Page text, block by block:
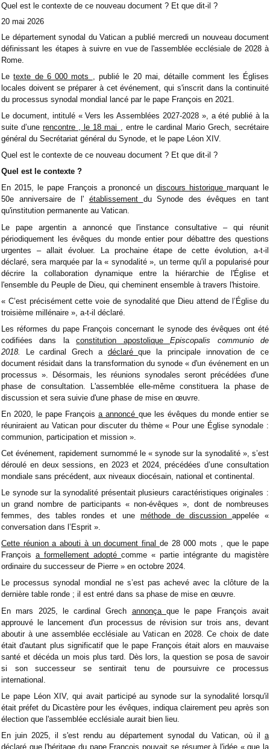
Quel est le contexte de ce nouveau document ? Et que dit-il ?
20 mai 2026
Le département synodal du Vatican a publié mercredi un nouveau document
définissant les étapes à suivre en vue de l'assemblée ecclésiale de 2028 à
Rome.
Letexte de 6 000 mots
, publié le 20 mai, détaille comment les Églises
locales doivent se préparer à cet événement, qui s'inscrit dans la continuité
du processus synodal mondial lancé par le pape François en 2021.
Le document, intitulé « Vers les Assemblées 2027-2028 », a été publié à la
suite d’unerencontre , le 18 mai , entre le cardinal Mario Grech, secrétaire
général du Secrétariat général du Synode, et le pape Léon XIV.
Quel est le contexte de ce nouveau document ? Et que dit-il ?
Quel est le contexte ?
En 2015, le pape François a prononcé undiscours historiquemarquant le
50e anniversaire de l' établissement du Synode des évêques en tant
qu'institution permanente au Vatican.
Le pape argentin a annoncé que l'instance consultative – qui réunit
périodiquement les évêques du monde entier pour débattre des questions
urgentes – allait évoluer. La prochaine étape de cette évolution, a-t-il
déclaré, sera marquée par la « synodalité », un terme qu'il a popularisé pour
décrire la collaboration dynamique entre la hiérarchie de l'Église et
l'ensemble du Peuple de Dieu, qui cheminent ensemble à travers l'histoire.
« C’est précisément cette voie de synodalité que Dieu attend de l’Église du
troisième millénaire », a-t-il déclaré.
Les réformes du pape François concernant le synode des évêques ont été
codifiées dans laconstitution apostoliqueEpiscopalis communio de
2018.
Le cardinal Grech a déclaréque la principale innovation de ce
document résidait dans la transformation du synode « d'un événement en un
processus ». Désormais, les réunions synodales seront précédées d'une
phase de consultation. L'assemblée elle-même constituera la phase de
discussion et sera suivie d'une phase de mise en œuvre.
En 2020, le pape Françoisa annoncé que les évêques du monde entier se
réuniraient au Vatican pour discuter du thème « Pour une Église synodale :
communion, participation et mission ».
Cet événement, rapidement surnommé le « synode sur la synodalité », s’est
déroulé en deux sessions, en 2023 et 2024, précédées d’une consultation
mondiale sans précédent, aux niveaux diocésain, national et continental.
Le synode sur la synodalité présentait plusieurs caractéristiques originales :
un grand nombre de participants « non-évêques », dont de nombreuses
femmes, des tables rondes et une méthode de discussionappelée «
conversation dans l’Esprit ».
Cette réunion a abouti à un document final de 28 000 mots , que le pape
François a formellement adopté comme « partie intégrante du magistère
ordinaire du successeur de Pierre » en octobre 2024.
Le processus synodal mondial ne s’est pas achevé avec la clôture de la
dernière table ronde ; il est entré dans sa phase de mise en œuvre.
En mars 2025, le cardinal Grech annonça que le pape François avait
approuvé le lancement d'un processus de révision sur trois ans, devant
aboutir à une assemblée ecclésiale au Vatican en 2028. Ce choix de date
était d'autant plus significatif que le pape François était alors en mauvaise
santé et décéda un mois plus tard. Dès lors, la question se posa de savoir
si son successeur se sentirait tenu de poursuivre ce processus
international.
Le pape Léon XIV, qui avait participé au synode sur la synodalité lorsqu'il
était préfet du Dicastère pour les évêques, indiqua clairement peu après son
élection que l'assemblée ecclésiale aurait bien lieu.
En juin 2025, il s'est rendu au département synodal du Vatican, où il a
déclaré que l'héritage du pape François pouvait se résumer à l'idée « que la